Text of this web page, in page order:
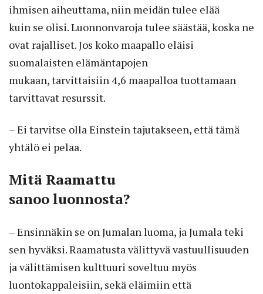
ihmisen aiheuttama, niin meidän tulee elää
kuin se olisi. Luonnonvaroja tulee säästää, koska ne
ovat rajalliset. Jos koko maapallo eläisi
suomalaisten elämäntapojen
mukaan, tarvittaisiin 4,6 maapalloa tuottamaan
tarvittavat resurssit.
– Ei tarvitse olla Einstein tajutakseen, että tämä
yhtälö ei pelaa.
Mitä Raamattu
sanoo luonnosta?
– Ensinnäkin se on Jumalan luoma, ja Jumala teki
sen hyväksi. Raamatusta välittyvä vastuullisuuden
ja välittämisen kulttuuri soveltuu myös
luontokappaleisiin, sekä eläimiin että